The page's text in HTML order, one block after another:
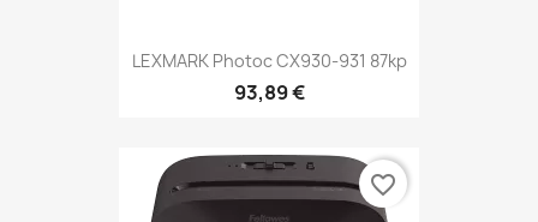
LEXMARK Photoc CX930-931 87kp
93,89 €
favorite_border